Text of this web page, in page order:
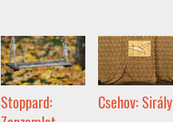
Stoppard:
Csehov: Sirály